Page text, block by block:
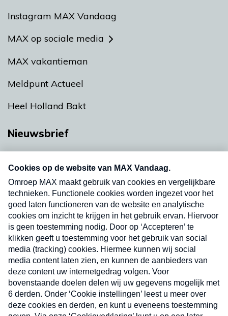
Instagram MAX Vandaag
MAX op sociale media
MAX vakantieman
Meldpunt Actueel
Heel Holland Bakt
Nieuwsbrief
nieuwsbrief. Elke vrijdag- en dinsdagochtend in
uw mailbox.
Verzend
Nieuwsbrief